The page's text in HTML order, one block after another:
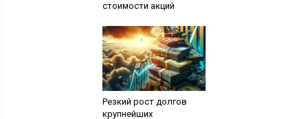
стоимости акций
Резкий рост долгов
крупнейших